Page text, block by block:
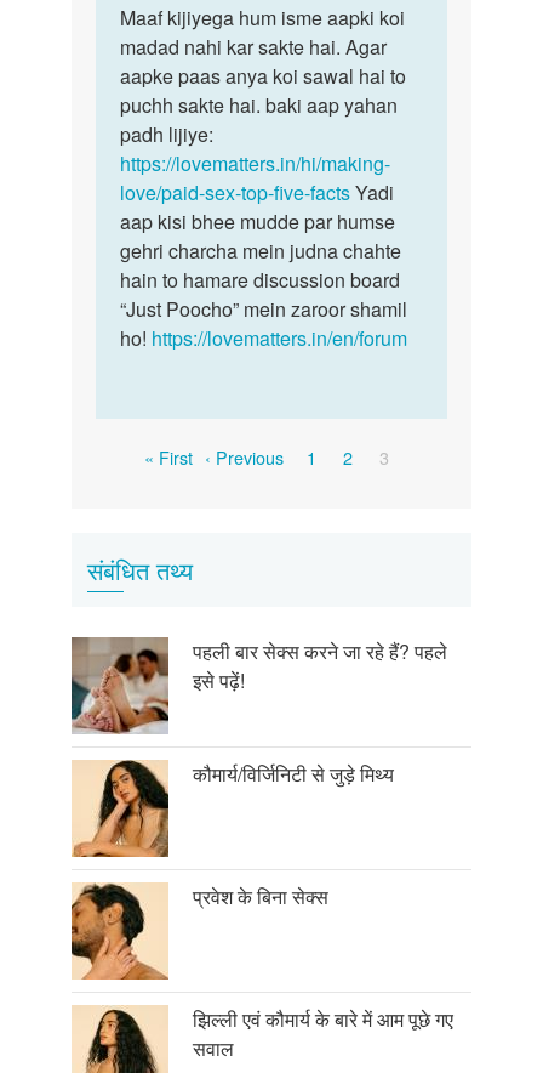
to
Ham
ko
sex
kar
ka
paysa…
by
Neeraj
Maaf
kijiyega
hum
isme
aapki…
Maaf kijiyega hum isme aapki koi
madad nahi kar sakte hai. Agar
aapke paas anya koi sawal hai to
puchh sakte hai. baki aap yahan
padh lijiye:
https://lovematters.in/hi/making-
love/paid-sex-top-five-factsYadi
aap kisi bhee mudde par humse
gehri charcha mein judna chahte
hain to hamare discussion board
“Just Poocho” mein zaroor shamil
ho! https://lovematters.in/en/forum
Pagination
First
« First Previous
‹ Previous Page
1 Page
2
Current
3
संबंधित तथ्य
पहली बार सेक्स करने जा रहे हैं? पहले
इसे पढ़ें!
कौमार्य/विर्जिनिटी से जुड़े मिथ्य
प्रवेश के बिना सेक्स
झिल्ली एवं कौमार्य के बारे में आम पूछे गए
सवाल